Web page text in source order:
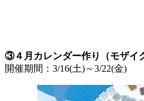
③４月カレンダー作り（モザイ
開催期間：3/16(土)～3/22(金)